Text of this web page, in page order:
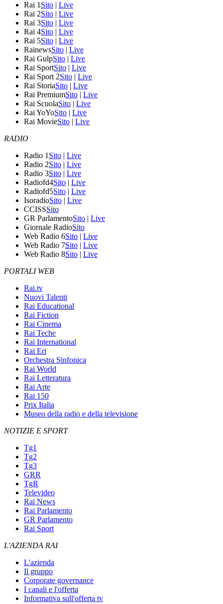
Rai 1 Sito | Live
Rai 2Sito | Live
Rai 3Sito | Live
Rai 4Sito | Live
Rai 5Sito | Live
RainewsSito | Live
Rai GulpSito | Live
Rai SportSito | Live
Rai Sport 2Sito | Live
Rai StoriaSito | Live
Rai PremiumSito | Live
Rai ScuolaSito | Live
Rai YoYoSito | Live
Rai MovieSito | Live
RADIO
Radio 1 Sito | Live
Radio 2Sito | Live
Radio 3Sito | Live
Radiofd4Sito | Live
Radiofd5Sito | Live
IsoradioSito | Live
CCISSSito
GR ParlamentoSito | Live
Giornale RadioSito
Web Radio 6Sito | Live
Web Radio 7Sito | Live
Web Radio 8Sito | Live
PORTALI WEB
Rai.tv
Nuovi Talenti
Rai Educational
Rai Fiction
Rai Cinema
Rai Teche
Rai International
Rai Eri
Orchestra Sinfonica
Rai World
Rai Letteratura
Rai Arte
Rai 150
Prix Italia
Museo della radio e della televisione
NOTIZIE E SPORT
Tg1
Tg2
Tg3
GRR
TgR
Televideo
Rai News
Rai Parlamento
GR Parlamento
Rai Sport
L'AZIENDA RAI
L'azienda
Il gruppo
Corporate governance
I canali e l'offerta
Informativa sull'offerta tv